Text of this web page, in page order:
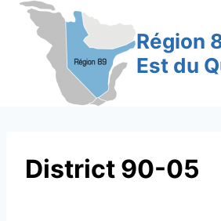
Aller
contenu
Région
Est du
District 90-05